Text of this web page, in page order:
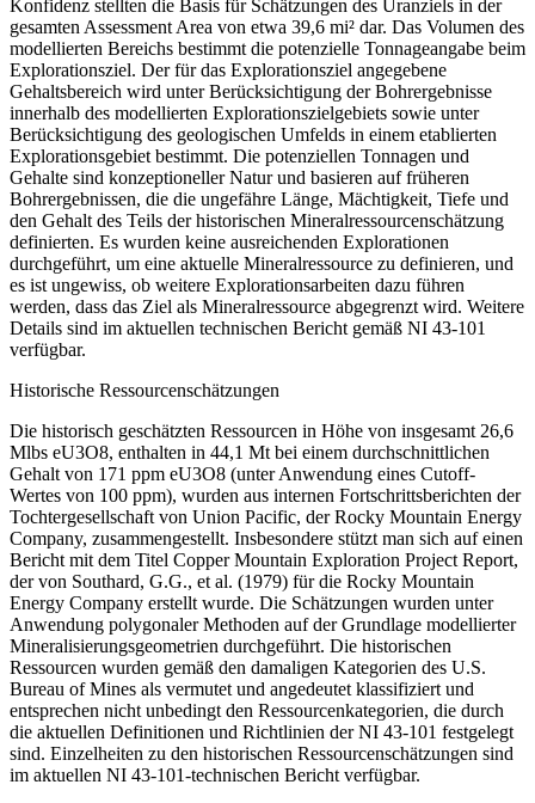
Konfidenz stellten die Basis für Schätzungen des Uranziels in der
gesamten Assessment Area von etwa 39,6 mi² dar. Das Volumen des
modellierten Bereichs bestimmt die potenzielle Tonnageangabe beim
Explorationsziel. Der für das Explorationsziel angegebene
Gehaltsbereich wird unter Berücksichtigung der Bohrergebnisse
innerhalb des modellierten Explorationszielgebiets sowie unter
Berücksichtigung des geologischen Umfelds in einem etablierten
Explorationsgebiet bestimmt. Die potenziellen Tonnagen und
Gehalte sind konzeptioneller Natur und basieren auf früheren
Bohrergebnissen, die die ungefähre Länge, Mächtigkeit, Tiefe und
den Gehalt des Teils der historischen Mineralressourcenschätzung
definierten. Es wurden keine ausreichenden Explorationen
durchgeführt, um eine aktuelle Mineralressource zu definieren, und
es ist ungewiss, ob weitere Explorationsarbeiten dazu führen
werden, dass das Ziel als Mineralressource abgegrenzt wird. Weitere
Details sind im aktuellen technischen Bericht gemäß NI 43-101
verfügbar.
Historische Ressourcenschätzungen
Die historisch geschätzten Ressourcen in Höhe von insgesamt 26,6
Mlbs eU3O8, enthalten in 44,1 Mt bei einem durchschnittlichen
Gehalt von 171 ppm eU3O8 (unter Anwendung eines Cutoff-
Wertes von 100 ppm), wurden aus internen Fortschrittsberichten der
Tochtergesellschaft von Union Pacific, der Rocky Mountain Energy
Company, zusammengestellt. Insbesondere stützt man sich auf einen
Bericht mit dem Titel Copper Mountain Exploration Project Report,
der von Southard, G.G., et al. (1979) für die Rocky Mountain
Energy Company erstellt wurde. Die Schätzungen wurden unter
Anwendung polygonaler Methoden auf der Grundlage modellierter
Mineralisierungsgeometrien durchgeführt. Die historischen
Ressourcen wurden gemäß den damaligen Kategorien des U.S.
Bureau of Mines als vermutet und angedeutet klassifiziert und
entsprechen nicht unbedingt den Ressourcenkategorien, die durch
die aktuellen Definitionen und Richtlinien der NI 43-101 festgelegt
sind. Einzelheiten zu den historischen Ressourcenschätzungen sind
im aktuellen NI 43-101-technischen Bericht verfügbar.